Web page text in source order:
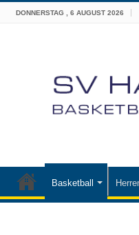
DONNERSTAG , 6 AUGUST 2026
Basketball